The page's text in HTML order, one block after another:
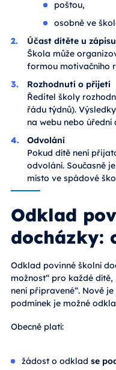
poštou,
osobně ve
Účast dítěte u zápisu
Škola může
formou motivačního
Rozhodnutí o přijetí
Ředitel školy
řádu týdnů).
na webu nebo úřední
Odvolání
Pokud dítě není
odvolání. Současně
místo ve spádové
Odklad
docházky:
Odklad povinné školní
možnost“ pro každé
není připravené“. Nově
podmínek je možné
Obecně platí:
žádost o odklad se